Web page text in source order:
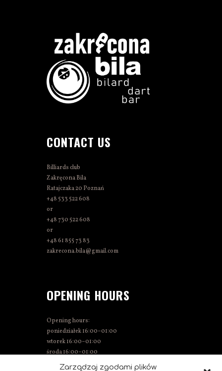
Zarządzaj zgodami plików
CONTACT US
Billiards club
Zakręcona Bila
Ratajczaka 20 Poznań
+48 533 522 608
or
+48 730 522 608
or
+48 61 855 73 83
zakrecona.bila@gmail.com
OPENING HOURS
Opening hours:
poniedziałek 16:00–01:00
wtorek 16:00–01:00
środa 16:00–01:00
Thursday 15:00–01:00